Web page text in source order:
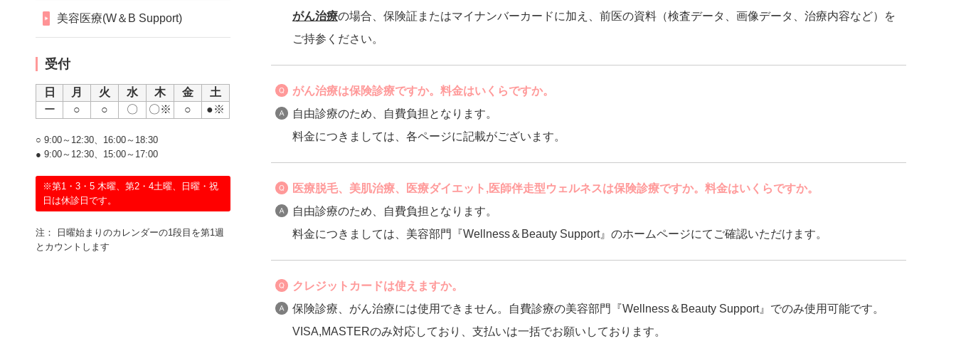
がん治療の場合、保険証またはマイナンバーカードに加え、前医の資料（検査データ、画像データ、治療内容など）を
ご持参ください。
がん治療は保険診療ですか。料金はいくらですか。
自由診療のため、自費負担となります。
料金につきましては、各ページに記載がございます。
医療脱毛、美肌治療、医療ダイエット,医師伴走型ウェルネスは保険診療ですか。料金はいくらですか。
自由診療のため、自費負担となります。
料金につきましては、美容部門『Wellness＆Beauty Support』のホームページにてご確認いただけます。
クレジットカードは使えますか。
保険診療、がん治療には使用できません。自費診療の美容部門『Wellness＆Beauty Support』でのみ使用可能です。
VISA,MASTERのみ対応しており、支払いは一括でお願いしております。
美容医療(W＆B Support)
受付
日 月 火 水 木 金
土
ー
○ ○ 〇 〇※ ○ ●※
○ 9:00～12:30、16:00～18:30
● 9:00～12:30、15:00～17:00
※第1・3・5 木曜、第2・4土曜、日曜・祝
日は休診日です。
注： 日曜始まりのカレンダーの1段目を第1週
とカウントします